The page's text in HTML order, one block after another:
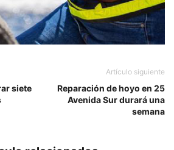
siete
Artículo siguiente
Reparación de hoyo en 25
Avenida Sur durará una
semana